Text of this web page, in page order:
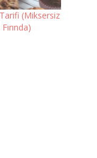
(Miksersiz